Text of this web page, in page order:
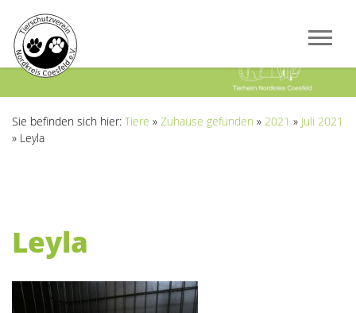
Sie befinden sich hier: Tiere » Zuhause gefunden » 2021 » Juli 2021
» Leyla
Leyla